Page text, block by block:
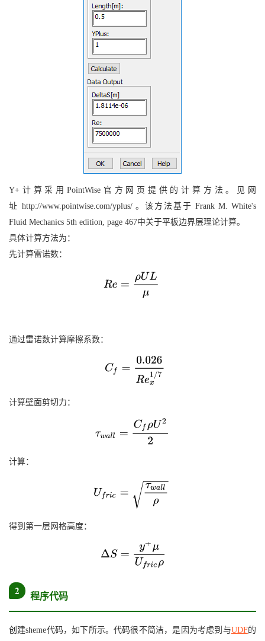
Y+计算采用PointWise官方网页提供的计算方法。见网
址 http://www.pointwise.com/yplus/ 。该方法基于 Frank M. White's
Fluid Mechanics 5th edition, page 467中关于平板边界层理论计算。
具体计算方法为：
先计算雷诺数：
通过雷诺数计算摩擦系数：
计算壁面剪切力：
计算：
得到第一层网格高度：
2 程序代码
创建sheme代码，如下所示。代码很不简洁，是因为考虑到与UDF的